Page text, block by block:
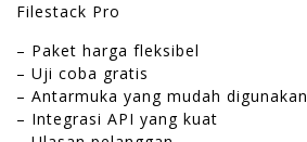
Filestack Pro
– Paket harga fleksibel
– Uji coba gratis
– Antarmuka yang mudah digunakan
– Integrasi API yang kuat